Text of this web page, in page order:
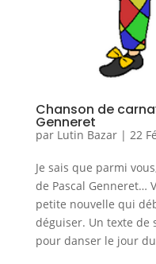
Chanson de
Genneret
par Lutin Bazar| 22
Je sais que parmi
de Pascal Genneret…
petite nouvelle qui
déguiser. Un texte de
pour danser le jour